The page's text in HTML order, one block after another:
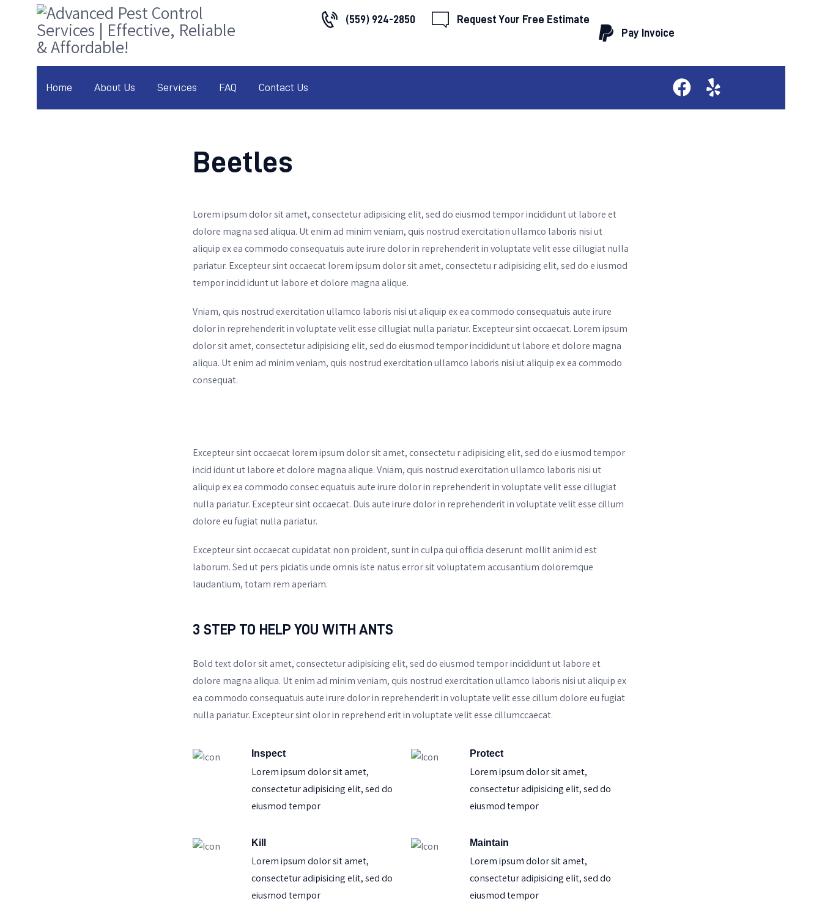
(559) 924-2850
Request Your Free Estimate
Pay Invoice
Home About Us Services FAQ Contact Us
HOME
FAQ
Beetles
Lorem ipsum dolor sit amet, consectetur adipisicing elit, sed do eiusmod tempor incididunt ut labore et
dolore magna sed aliqua. Ut enim ad minim veniam, quis nostrud exercitation ullamco laboris nisi ut
aliquip ex ea commodo consequatuis aute irure dolor in reprehenderit in voluptate velit esse cillugiat nulla
pariatur. Excepteur sint occaecat lorem ipsum dolor sit amet, consectetu r adipisicing elit, sed do e iusmod
tempor incid idunt ut labore et dolore magna alique.
Vniam, quis nostrud exercitation ullamco laboris nisi ut aliquip ex ea commodo consequatuis aute irure
dolor in reprehenderit in voluptate velit esse cillugiat nulla pariatur. Excepteur sint occaecat. Lorem ipsum
dolor sit amet, consectetur adipisicing elit, sed do eiusmod tempor incididunt ut labore et dolore magna
aliqua. Ut enim ad minim veniam, quis nostrud exercitation ullamco laboris nisi ut aliquip ex ea commodo
consequat.
Excepteur sint occaecat lorem ipsum dolor sit amet, consectetu r adipisicing elit, sed do e iusmod tempor
incid idunt ut labore et dolore magna alique. Vniam, quis nostrud exercitation ullamco laboris nisi ut
aliquip ex ea commodo consec equatuis aute irure dolor in reprehenderit in voluptate velit esse cillugiat
nulla pariatur. Excepteur sint occaecat. Duis aute irure dolor in reprehenderit in voluptate velit esse cillum
dolore eu fugiat nulla pariatur.
Excepteur sint occaecat cupidatat non proident, sunt in culpa qui officia deserunt mollit anim id est
laborum. Sed ut pers piciatis unde omnis iste natus error sit voluptatem accusantium doloremque
laudantium, totam rem aperiam.
3 STEP TO HELP YOU WITH ANTS
Bold text dolor sit amet, consectetur adipisicing elit, sed do eiusmod tempor incididunt ut labore et
dolore magna aliqua. Ut enim ad minim veniam, quis nostrud exercitation ullamco laboris nisi ut aliquip ex
ea commodo consequatuis aute irure dolor in reprehenderit in voluptate velit esse cillum dolore eu fugiat
nulla pariatur. Excepteur sint olor in reprehend erit in voluptate velit esse cillumccaecat.
Inspect
Lorem ipsum dolor sit amet,
consectetur adipisicing elit, sed do
eiusmod tempor
Kill
Lorem ipsum dolor sit amet,
consectetur adipisicing elit, sed do
eiusmod tempor
Protect
Lorem ipsum dolor sit amet,
consectetur adipisicing elit, sed do
eiusmod tempor
Maintain
Lorem ipsum dolor sit amet,
consectetur adipisicing elit, sed do
eiusmod tempor